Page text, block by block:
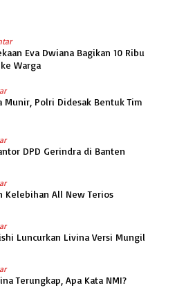
Eva Dwiana Bagikan 10 Ribu
Warga
Munir, Polri Didesak Bentuk Tim
DPD Gerindra di Banten
Kelebihan All New Terios
Luncurkan Livina Versi Mungil
Terungkap, Apa Kata NMI?